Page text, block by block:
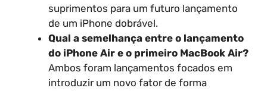
suprimentos para um futuro lançamento
de um iPhone dobrável.
Qual a semelhança entre o lançamento
do iPhone Air e o primeiro MacBook Air?
Ambos foram lançamentos focados em
introduzir um novo fator de forma